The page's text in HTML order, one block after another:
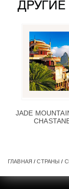
JADE
ГЛАВНАЯ /СТРАНЫ /